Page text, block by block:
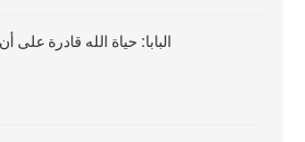
البابا: حياة الله قادرة على أن